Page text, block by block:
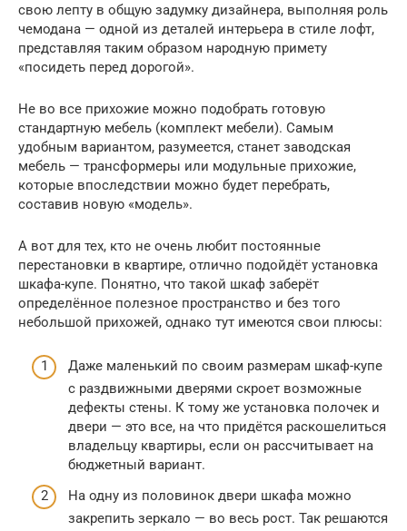
свою лепту в общую задумку дизайнера, выполняя роль
чемодана — одной из деталей интерьера в стиле лофт,
представляя таким образом народную примету
«посидеть перед дорогой».
Не во все прихожие можно подобрать готовую
стандартную мебель (комплект мебели). Самым
удобным вариантом, разумеется, станет заводская
мебель — трансформеры или модульные прихожие,
которые впоследствии можно будет перебрать,
составив новую «модель».
А вот для тех, кто не очень любит постоянные
перестановки в квартире, отлично подойдёт установка
шкафа-купе. Понятно, что такой шкаф заберёт
определённое полезное пространство и без того
небольшой прихожей, однако тут имеются свои плюсы:
Даже маленький по своим размерам шкаф-купе
с раздвижными дверями скроет возможные
дефекты стены. К тому же установка полочек и
двери — это все, на что придётся раскошелиться
владельцу квартиры, если он рассчитывает на
бюджетный вариант.
На одну из половинок двери шкафа можно
закрепить зеркало — во весь рост. Так решаются